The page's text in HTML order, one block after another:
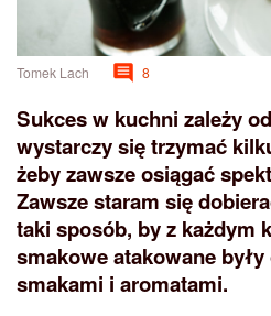
Tomek Lach 8
Sukces w kuchni zależy
wystarczy się trzymać
żeby zawsze osiągać
Zawsze staram się
taki sposób, by z każdym
smakowe atakowane
smakami i aromatami.